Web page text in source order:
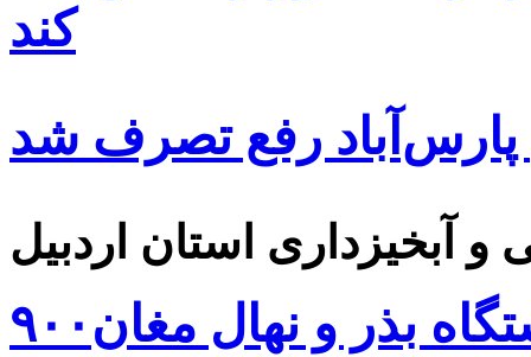
کند
پارس‌آباد رفع تصرف شد
۹۰۰هزار اصله نهال توسط ایستگاه بذر و نهال مغان